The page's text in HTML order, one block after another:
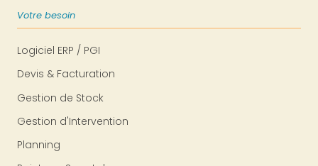
Votre besoin
Logiciel ERP / PGI
Devis & Facturation
Gestion de Stock
Gestion d'Intervention
Planning